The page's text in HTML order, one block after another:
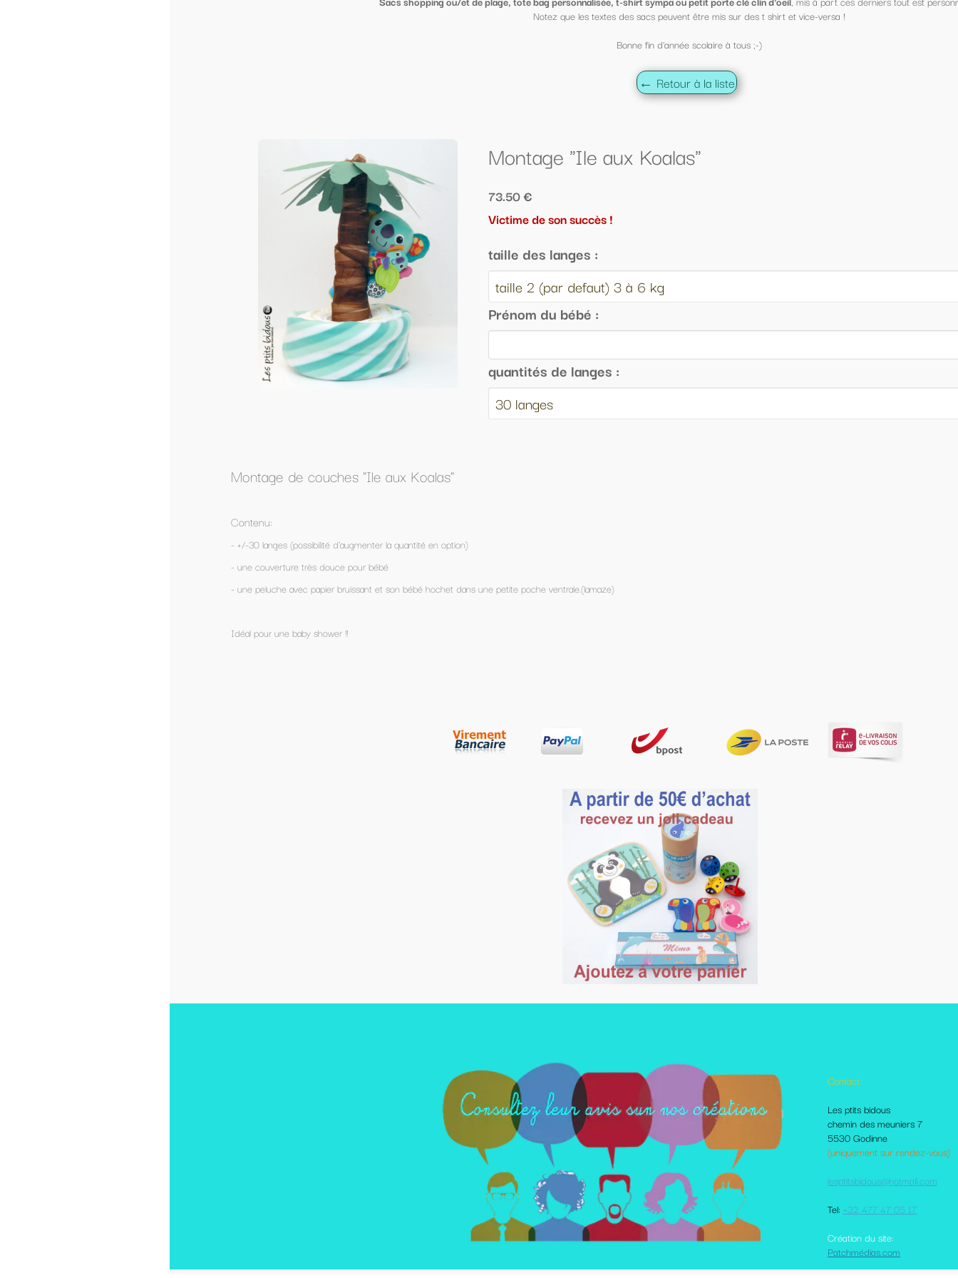
Les ptits bidous
chemin des meuniers 7
5530 Godinne
(uniquement sur rendez-vous)
lesptitsbidous@hotmail.com
Tel:
+32 477 47 05 17
Création du site:
Autres pages disponibles
Foire aux questions
Le Blog
Les livraisons et paiement
Mes amis sur le net
Me contacter
votre comte client
Notez que les textes des sacs peuvent être mis sur des t shirt et vice-versa !
Montage "Ile aux Koalas"
73.50 €
Victime de son succès !
taille des langes :
Prénom du bébé :
quantités de langes :
Montage de couches "Ile aux Koalas"
- +/-30 langes (possibilité d'augmenter la quantité en option)
- une peluche avec papier bruissant et son bébé hochet dans une petite poche ventrale.(lamaze)